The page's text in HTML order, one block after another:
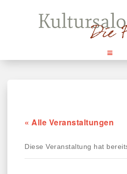
« Alle Veranstaltungen
Diese Veranstaltung hat